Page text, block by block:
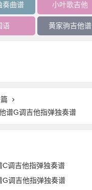
奏曲谱 小叶歌吉他
语 黄家驹吉他谱
谱G调吉他指弹独奏谱
C调吉他指弹独奏谱
调吉他指弹独奏谱